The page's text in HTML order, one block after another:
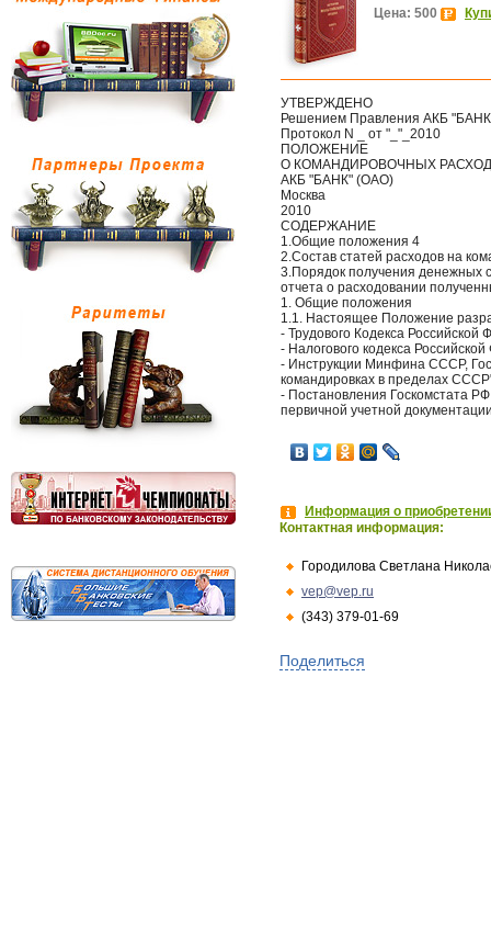
Цена: 500
УТВЕРЖДЕНО
Решением Правления АКБ
Протокол N _ от "_"_2010
ПОЛОЖЕНИЕ
О КОМАНДИРОВОЧНЫХ
АКБ "БАНК" (ОАО)
Москва
2010
СОДЕРЖАНИЕ
1.Общие положения 4
2.Состав статей расходов на
3.Порядок получения денежных
отчета о расходовании
1. Общие положения
1.1. Настоящее Положение
- Трудового Кодекса Российской
- Налогового кодекса
- Инструкции Минфина СССР,
командировках в пределах
- Постановления Госкомстата
первичной учетной
Информация о
Контактная информация:
Городилова Светлана
vep@vep.ru
(343) 379-01-69
Поделиться